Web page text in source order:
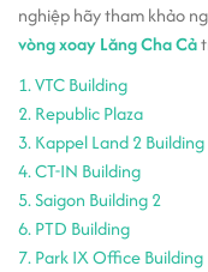
nghiệp hãy tham khảo
vòng xoay Lăng Cha Cả
1. VTC Building
2. Republic Plaza
3. Kappel Land 2 Building
4. CT-IN Building
5. Saigon Building 2
6. PTD Building
7. Park IX Office Building